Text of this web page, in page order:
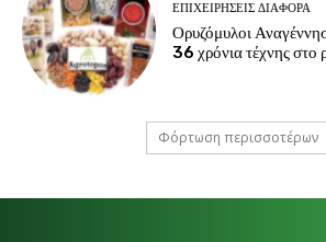
ΕΠΙΧΕΙΡΉΣΕΙΣ ΔΙΆΦΟΡΑ
Ορυζόμυλοι
36 χρόνια τέχνης στο
Φόρτωση περισσοτέρων